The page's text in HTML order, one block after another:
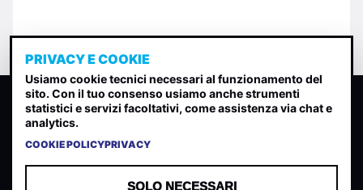
CLASSIFICA INDIE
Classifica per indice di gradimento generata dall analisi di
PRIVACY E COOKIE
Usiamo cookie tecnici necessari al funzionamento del
sito. Con il tuo consenso usiamo anche strumenti
statistici e servizi facoltativi, come assistenza via chat e
analytics.
COOKIE POLICYPRIVACY
SOLO NECESSARI